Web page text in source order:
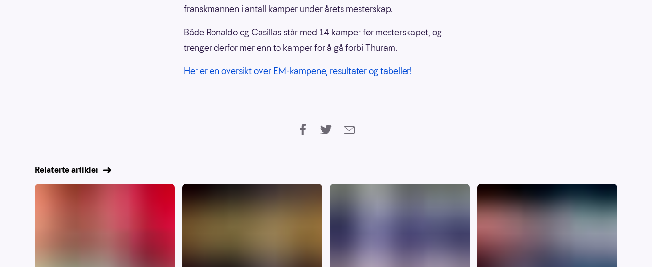
franskmannen i antall kamper under årets mesterskap.
Både Ronaldo og Casillas står med 14 kamper før mesterskapet, og
trenger derfor mer enn to kamper for å gå forbi Thuram.
Her er en oversikt over EM-kampene, resultater og tabeller!
Relaterte artikler